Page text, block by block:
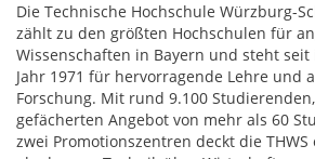
Die Technische Hochschule Würzburg-
zählt zu den größten Hochschulen für
Wissenschaften in Bayern und steht
Jahr 1971 für hervorragende Lehre und
Forschung. Mit rund 9.100
gefächerten Angebot von mehr als 60
zwei Promotionszentren deckt die